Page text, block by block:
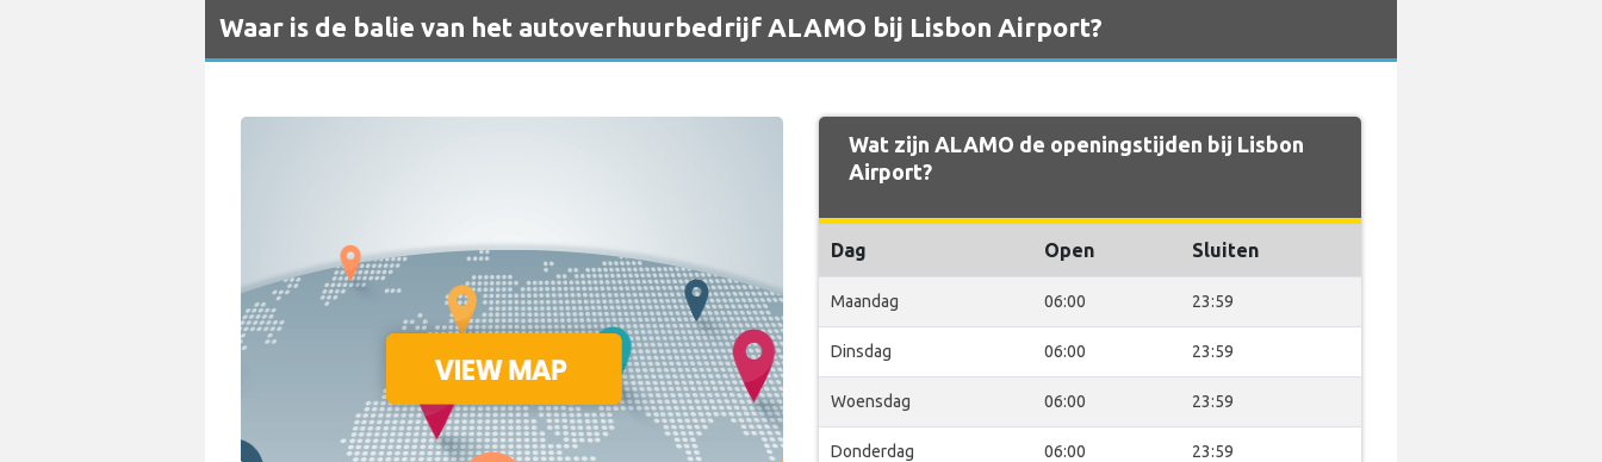
Waar is de balie van het autoverhuurbedrijf ALAMO bij Lisbon Airport?
Wat zijn ALAMO de openingstijden bij Lisbon
Airport?
Dag Open Sluiten
Maandag 06:00 23:59
Dinsdag 06:00 23:59
Woensdag 06:00 23:59
Donderdag 06:00 23:59